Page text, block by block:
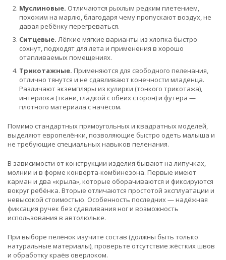
Муслиновые. Отличаются рыхлым редким плетением,
похожим на марлю, благодаря чему пропускают воздух, не
давая ребёнку перегреваться.
Ситцевые. Лёгкие мягкие варианты из хлопка быстро
сохнут, подходят для лета и применения в хорошо
отапливаемых помещениях.
Трикотажные. Применяются для свободного пеленания,
отлично тянутся и не сдавливают конечности младенца.
Различают экземпляры из кулирки (тонкого трикотажа),
интерлока (ткани, гладкой с обеих сторон) и футера —
плотного материала с начёсом.
Помимо стандартных прямоугольных и квадратных моделей,
выделяют европелёнки, позволяющие быстро одеть малыша и
не требующие специальных навыков пеленания.
В зависимости от конструкции изделия бывают на липучках,
молнии и в форме конверта-комбинезона. Первые имеют
карман и два «крыла», которые оборачиваются и фиксируются
вокруг ребёнка. Вторые отличаются простотой эксплуатации и
невысокой стоимостью. Особенность последних — надёжная
фиксация ручек без сдавливания ног и возможность
использования в автолюльке.
При выборе пелёнок изучите состав (должны быть только
натуральные материалы), проверьте отсутствие жёстких швов
и обработку краёв оверлоком.